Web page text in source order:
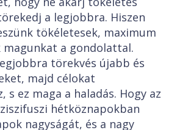
a legjobbra. Hiszen
tökéletesek, maximum
a gondolattal.
törekvés újabb és
majd célokat
s ez maga a haladás. Hogy az
hétköznapokban
nagyságát, és a nagy